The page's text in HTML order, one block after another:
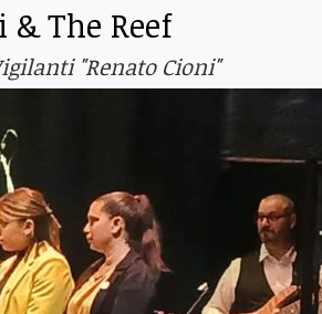
The Reef
"Renato Cioni"